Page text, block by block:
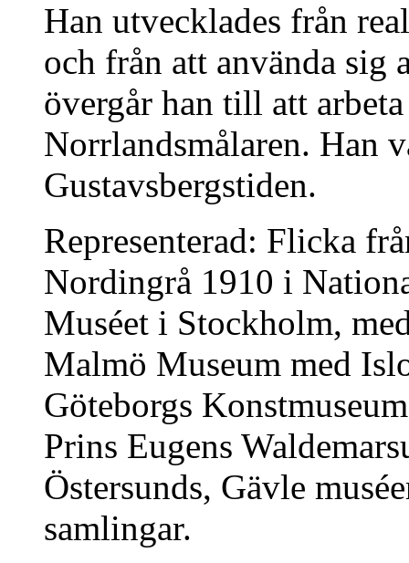
Han utvecklades från
och från att använda
övergår han till att
Norrlandsmålaren. Han
Gustavsbergstiden.
Representerad: Flicka
Nordingrå 1910 i
Muséet i Stockholm,
Malmö Museum med
Göteborgs
Prins Eugens
Östersunds, Gävle
samlingar.